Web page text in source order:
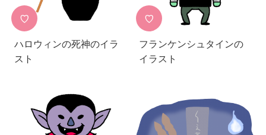
♡
ハロウィンの死神のイラ
スト
♡
フランケンシュタインの
イラスト